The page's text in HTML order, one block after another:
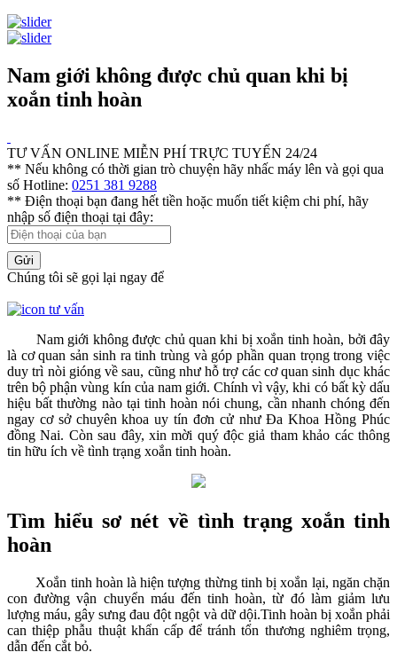
Nam giới không được chủ quan khi bị
xoắn tinh hoàn
TƯ VẤN ONLINE MIỄN PHÍ TRỰC TUYẾN 24/24
** Nếu không có thời gian trò chuyện hãy nhấc máy lên và gọi qua
số Hotline: 0251 381 9288
** Điện thoại bạn đang hết tiền hoặc muốn tiết kiệm chi phí, hãy
nhập số điện thoại tại đây:
Gửi
Chúng tôi sẽ gọi lại ngay để
Nam giới không được chủ quan khi bị xoắn tinh hoàn, bởi đây
là cơ quan sản sinh ra tinh trùng và góp phần quan trọng trong việc
duy trì nòi gióng về sau, cũng như hỗ trợ các cơ quan sinh dục khác
trên bộ phận vùng kín của nam giới. Chính vì vậy, khi có bất kỳ dấu
hiệu bất thường nào tại tinh hoàn nói chung, cần nhanh chóng đến
ngay cơ sở chuyên khoa uy tín đơn cử như Đa Khoa Hồng Phúc
đồng Nai. Còn sau đây, xin mời quý độc giả tham khảo các thông
tin hữu ích về tình trạng xoắn tinh hoàn.
Tìm hiểu sơ nét về tình trạng xoắn tinh
hoàn
Xoắn tinh hoàn là hiện tượng thừng tinh bị xoắn lại, ngăn chặn
con đường vận chuyển máu đến tinh hoàn, từ đó làm giảm lưu
lượng máu, gây sưng đau đột ngột và dữ dội.Tinh hoàn bị xoắn phải
can thiệp phẫu thuật khẩn cấp để tránh tổn thương nghiêm trọng,
dẫn đến cắt bỏ.